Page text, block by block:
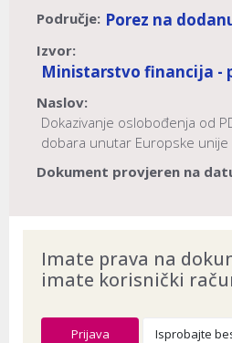
Područje: Porez na
Izvor:
Ministarstvo financija -
Naslov:
Dokazivanje oslobođenja od
dobara unutar Europske unije
Dokument provjeren na
Imate prava na
imate korisnički
Prijava Isprobajte